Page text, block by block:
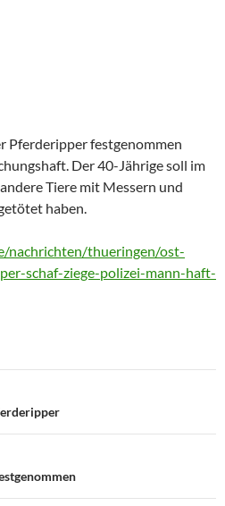
Pferderipper festgenommen
Der 40-Jährige soll im
Tiere mit Messern und
haben.
nachrichten/thueringen/ost-
schaf-ziege-polizei-mann-haft-